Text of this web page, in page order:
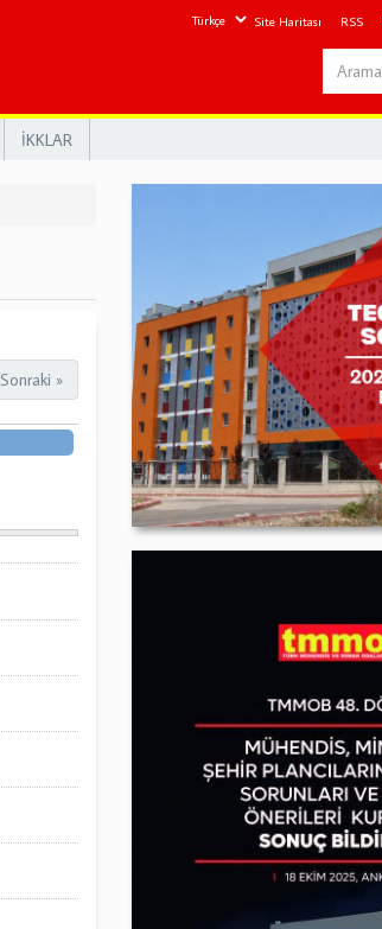
Site Haritası RSS
İKKLAR
Sonraki »